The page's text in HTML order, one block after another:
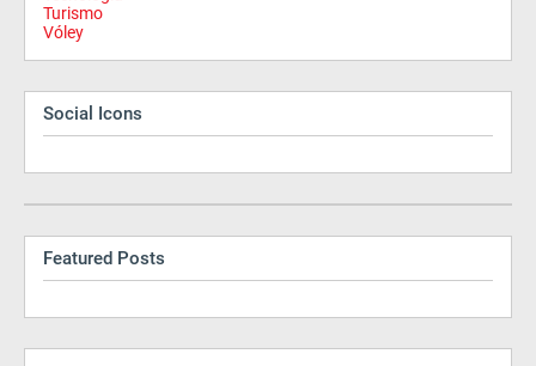
Turismo
Vóley
Social Icons
Featured Posts